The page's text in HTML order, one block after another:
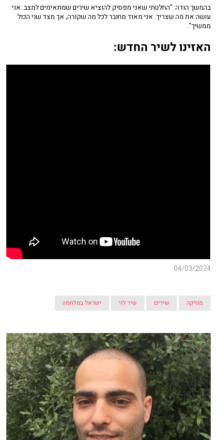
בהמשך הודה: "החלטתי שאני מפסיק להוציא שירים שמתאימים למצב. אני
עושה את מה שצריך. אני מאוד מחובר לכל מה שקורה, אך מצד שני הכול
ממשיך".
האזינו לשיר החדש:
04/03/2024
מוזיקה שירים שיר לוי ישראל במלחמה